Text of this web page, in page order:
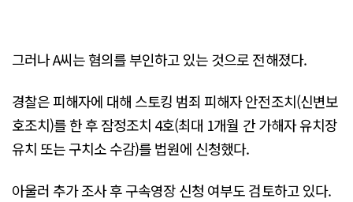
그러나 A씨는 혐의를 부인하고 있는 것으로 전해졌다.
경찰은 피해자에 대해 스토킹 범죄 피해자 안전조치(신변보
호조치)를 한 후 잠정조치 4호(최대 1개월 간 가해자 유치장
유치 또는 구치소 수감)를 법원에 신청했다.
아울러 추가 조사 후 구속영장 신청 여부도 검토하고 있다.